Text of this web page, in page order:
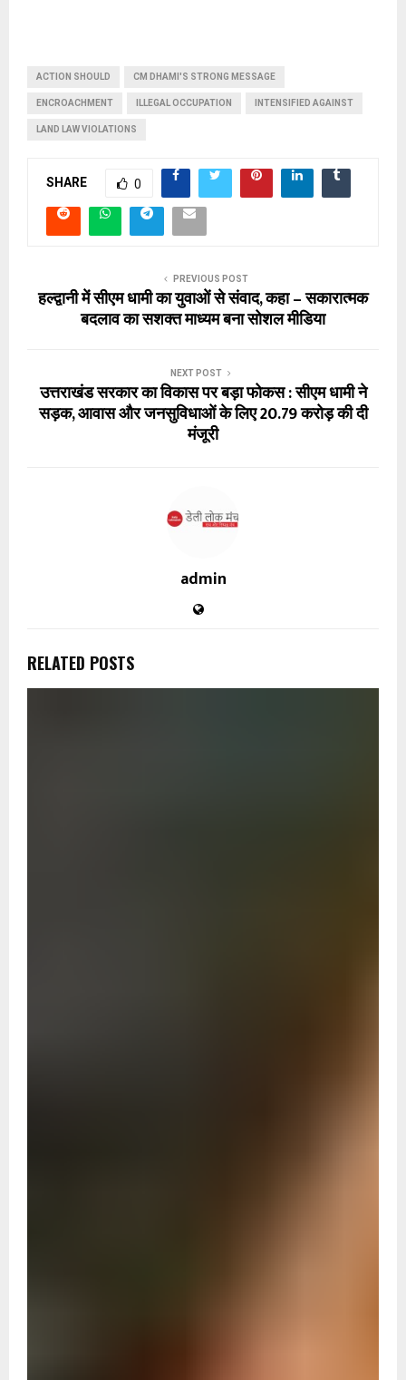
ACTION SHOULD CM DHAMI'S STRONG MESSAGE
ENCROACHMENT ILLEGAL OCCUPATION INTENSIFIED AGAINST
LAND LAW VIOLATIONS
SHARE 0
PREVIOUS POST
हल्द्वानी में सीएम धामी का युवाओं से संवाद, कहा – सकारात्मक
बदलाव का सशक्त माध्यम बना सोशल मीडिया
NEXT POST
उत्तराखंड सरकार का विकास पर बड़ा फोकस : सीएम धामी ने
सड़क, आवास और जनसुविधाओं के लिए 20.79 करोड़ की दी
मंजूरी
admin
RELATED POSTS